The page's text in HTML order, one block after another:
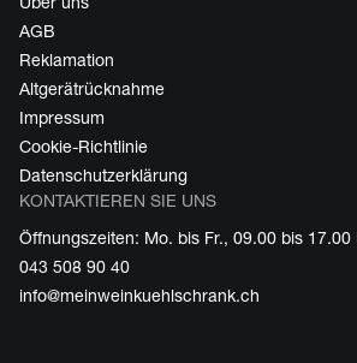
AGB
Reklamation
Altgerätrücknahme
Impressum
Cookie-Richtlinie
Datenschutzerklärung
KONTAKTIEREN SIE UNS
Öffnungszeiten: Mo. bis Fr., 09.00 bis 17.00
043 508 90 40
info@meinweinkuehlschrank.ch